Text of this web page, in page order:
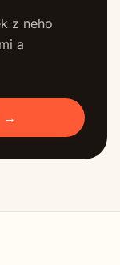
z neho
a
→